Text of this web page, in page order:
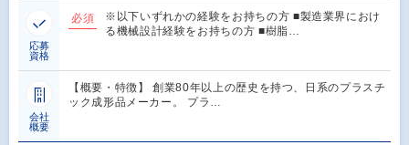
応募
資格
必須
※以下いずれかの経験をお持ちの方 ■製造業界におけ
る機械設計経験をお持ちの方 ■樹脂…
会社
概要
【概要・特徴】 創業80年以上の歴史を持つ、日系のプラスチ
ック成形品メーカー。 プラ…